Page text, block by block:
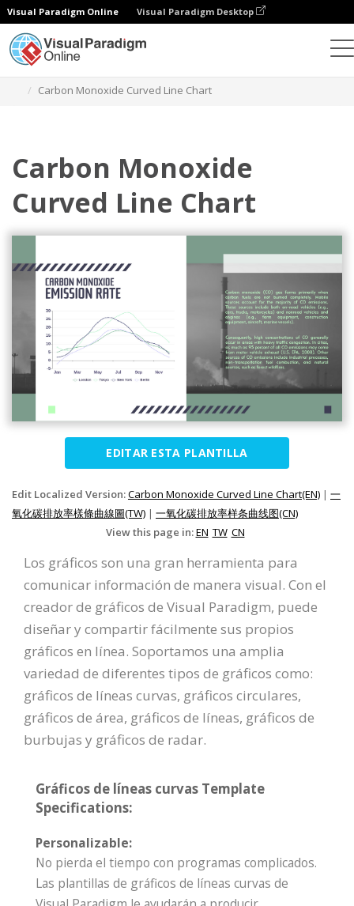
Visual Paradigm Online Visual Paradigm Desktop
Carbon Monoxide Curved Line Chart
Carbon Monoxide
Curved Line Chart
EDITAR ESTA PLANTILLA
Edit Localized Version:Carbon Monoxide Curved Line Chart(EN) | 一
氧化碳排放率樣條曲線圖(TW) | 一氧化碳排放率样条曲线图(CN)
View this page in:EN TW CN
Los gráficos son una gran herramienta para
comunicar información de manera visual. Con el
creador de gráficos de Visual Paradigm, puede
diseñar y compartir fácilmente sus propios
gráficos en línea. Soportamos una amplia
variedad de diferentes tipos de gráficos como:
gráficos de líneas curvas, gráficos circulares,
gráficos de área, gráficos de líneas, gráficos de
burbujas y gráficos de radar.
Gráficos de líneas curvas Template
Specifications:
Personalizable:
No pierda el tiempo con programas complicados.
Las plantillas de gráficos de líneas curvas de